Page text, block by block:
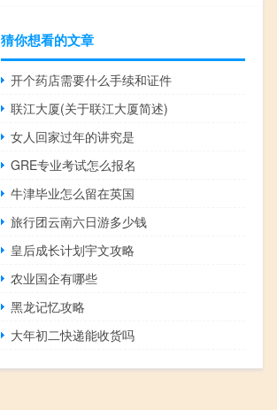
猜你想看的文章
开个药店需要什么手续和证件
联江大厦(关于联江大厦简述)
女人回家过年的讲究是
GRE专业考试怎么报名
牛津毕业怎么留在英国
旅行团云南六日游多少钱
皇后成长计划宇文攻略
农业国企有哪些
黑龙记忆攻略
大年初二快递能收货吗